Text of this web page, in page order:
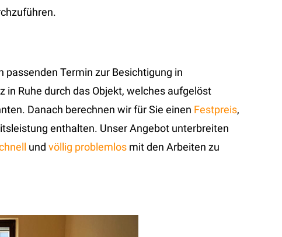
Termin zur Besichtigung in
in Ruhe durch das Objekt, welches aufgelöst
Danach berechnen wir für Sie einen Festpreis,
enthalten. Unser Angebot unterbreiten
und völlig problemlos mit den Arbeiten zu